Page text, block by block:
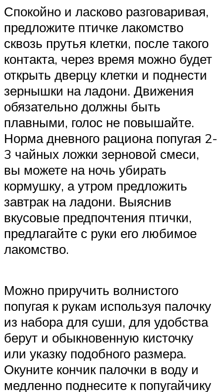
Спокойно и ласково разговаривая,
предложите птичке лакомство
сквозь прутья клетки, после такого
контакта, через время можно будет
открыть дверцу клетки и поднести
зернышки на ладони. Движения
обязательно должны быть
плавными, голос не повышайте.
Норма дневного рациона попугая 2-
3 чайных ложки зерновой смеси,
вы можете на ночь убирать
кормушку, а утром предложить
завтрак на ладони. Выяснив
вкусовые предпочтения птички,
предлагайте с руки его любимое
лакомство.
Можно приручить волнистого
попугая к рукам используя палочку
из набора для суши, для удобства
берут и обыкновенную кисточку
или указку подобного размера.
Окуните кончик палочки в воду и
медленно поднесите к попугайчику